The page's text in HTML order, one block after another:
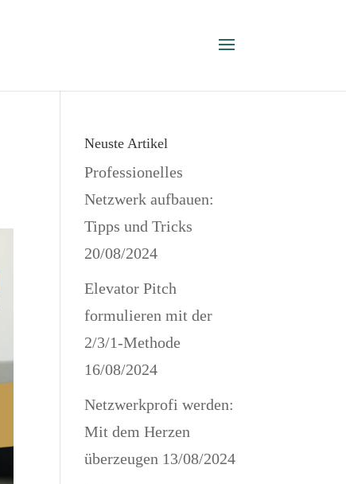
Neuste Artikel
Professionelles
Netzwerk aufbauen:
Tipps und Tricks
20/08/2024
Elevator Pitch
formulieren mit der
2/3/1-Methode
16/08/2024
Netzwerkprofi werden:
Mit dem Herzen
überzeugen 13/08/2024